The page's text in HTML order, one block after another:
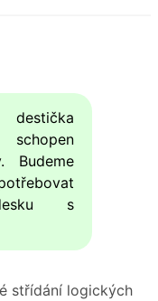
schopen
Budeme
s
střídání logických